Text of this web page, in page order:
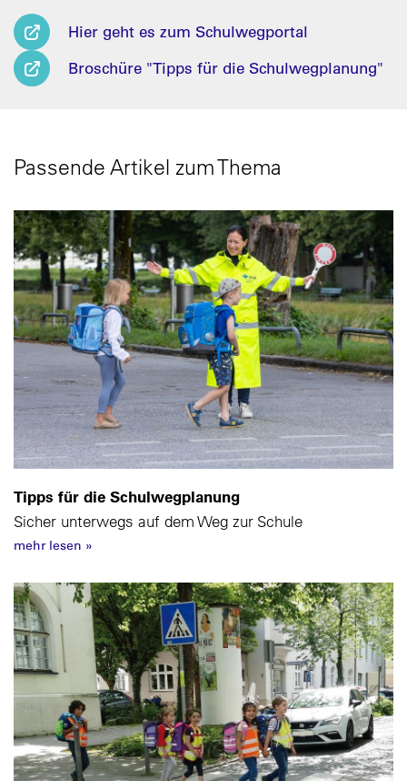
Hier geht es zum Schulwegportal
Broschüre "Tipps für die Schulwegplanung"
Passende Artikel zum Thema
Tipps für die Schulwegplanung
Sicher unterwegs auf dem Weg zur Schule
mehr lesen »